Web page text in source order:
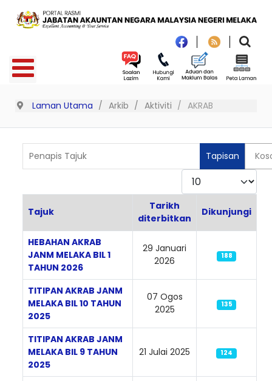
Laman Utama Arkib Aktiviti AKRAB
Tapisan
Paparkan
Articles
Tajuk
Tarikh
diterbitkan
Dikunjungi
HEBAHAN AKRAB
JANM MELAKA BIL 1
TAHUN 2026
29 Januari
2026
188
TITIPAN AKRAB JANM
MELAKA BIL 10 TAHUN
2025
07 Ogos
2025
135
TITIPAN AKRAB JANM
MELAKA BIL 9 TAHUN
2025
21 Julai 2025 124